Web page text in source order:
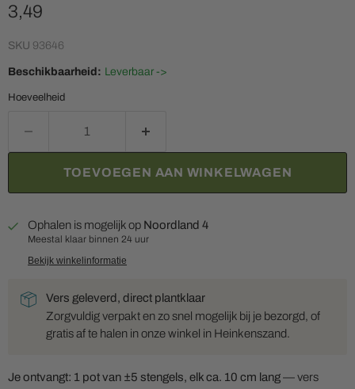
Huidige prijs
3,49
SKU 93646
Beschikbaarheid: Leverbaar ->
Hoeveelheid
TOEVOEGEN AAN WINKELWAGEN
Ophalen is mogelijk op Noordland 4
Meestal klaar binnen 24 uur
Bekijk winkelinformatie
Vers geleverd, direct plantklaar
Zorgvuldig verpakt en zo snel mogelijk bij je bezorgd, of
gratis af te halen in onze winkel in Heinkenszand.
Je ontvangt: 1 pot van ±5 stengels, elk ca. 10 cm lang— vers